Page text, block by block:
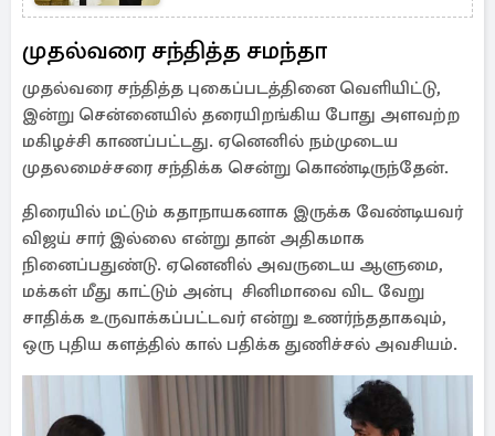
முதல்வரை சந்தித்த சமந்தா
முதல்வரை சந்தித்த புகைப்படத்தினை வெளியிட்டு,
இன்று சென்னையில் தரையிறங்கிய போது அளவற்ற
மகிழச்சி காணப்பட்டது. ஏனெனில் நம்முடைய
முதலமைச்சரை சந்திக்க சென்று கொண்டிருந்தேன்.
திரையில் மட்டும் கதாநாயகனாக இருக்க வேண்டியவர்
விஜய் சார் இல்லை என்று தான் அதிகமாக
நினைப்பதுண்டு. ஏனெனில் அவருடைய ஆளுமை,
மக்கள் மீது காட்டும் அன்பு சினிமாவை விட வேறு
சாதிக்க உருவாக்கப்பட்டவர் என்று உணர்ந்ததாகவும்,
ஒரு புதிய களத்தில் கால் பதிக்க துணிச்சல் அவசியம்.